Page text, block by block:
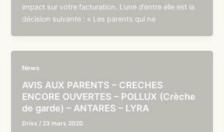
impact sur votre facturation. L’une d’entre elle est la
décision suivante : « Les parents qui ne
News
AVIS AUX PARENTS – CRECHES
ENCORE OUVERTES – POLLUX (Crèche
de garde) – ANTARES – LYRA
Driss / 23 mars 2020